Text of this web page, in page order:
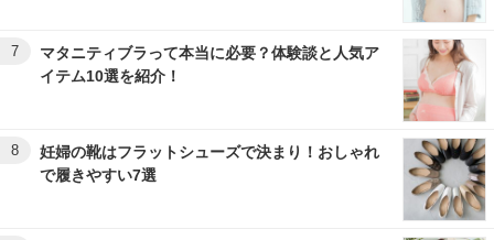
7
マタニティブラって本当に必要？体験談と人気ア
イテム10選を紹介！
8
妊婦の靴はフラットシューズで決まり！おしゃれ
で履きやすい7選